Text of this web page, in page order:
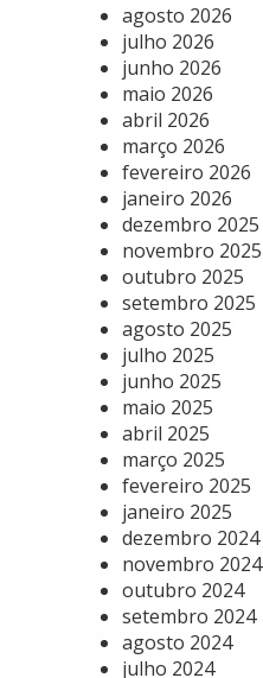
agosto 2026
julho 2026
junho 2026
maio 2026
abril 2026
março 2026
fevereiro 2026
janeiro 2026
dezembro 2025
novembro 2025
outubro 2025
setembro 2025
agosto 2025
julho 2025
junho 2025
maio 2025
abril 2025
março 2025
fevereiro 2025
janeiro 2025
dezembro 2024
novembro 2024
outubro 2024
setembro 2024
agosto 2024
julho 2024